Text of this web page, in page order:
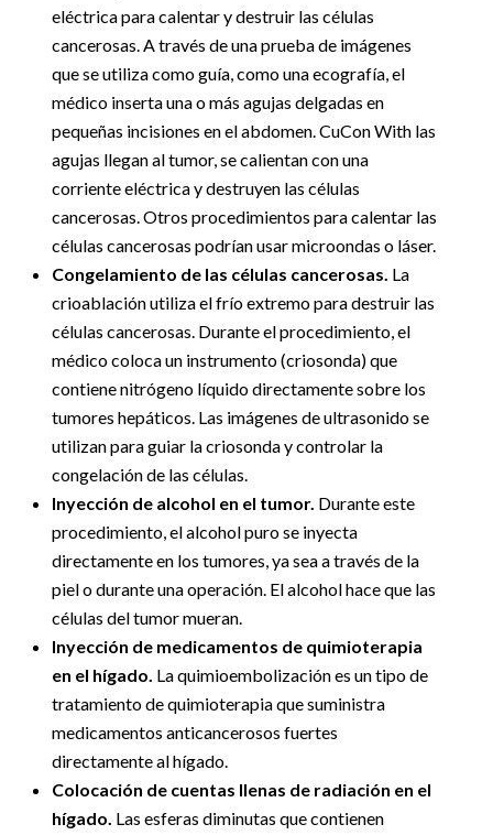
eléctrica para calentar y destruir las células
cancerosas. A través de una prueba de imágenes
que se utiliza como guía, como una ecografía, el
médico inserta una o más agujas delgadas en
pequeñas incisiones en el abdomen. CuCon With las
agujas llegan al tumor, se calientan con una
corriente eléctrica y destruyen las células
cancerosas. Otros procedimientos para calentar las
células cancerosas podrían usar microondas o láser.
Congelamiento de las células cancerosas. La
crioablación utiliza el frío extremo para destruir las
células cancerosas. Durante el procedimiento, el
médico coloca un instrumento (criosonda) que
contiene nitrógeno líquido directamente sobre los
tumores hepáticos. Las imágenes de ultrasonido se
utilizan para guiar la criosonda y controlar la
congelación de las células.
Inyección de alcohol en el tumor. Durante este
procedimiento, el alcohol puro se inyecta
directamente en los tumores, ya sea a través de la
piel o durante una operación. El alcohol hace que las
células del tumor mueran.
Inyección de medicamentos de quimioterapia
en el hígado. La quimioembolización es un tipo de
tratamiento de quimioterapia que suministra
medicamentos anticancerosos fuertes
directamente al hígado.
Colocación de cuentas llenas de radiación en el
hígado. Las esferas diminutas que contienen